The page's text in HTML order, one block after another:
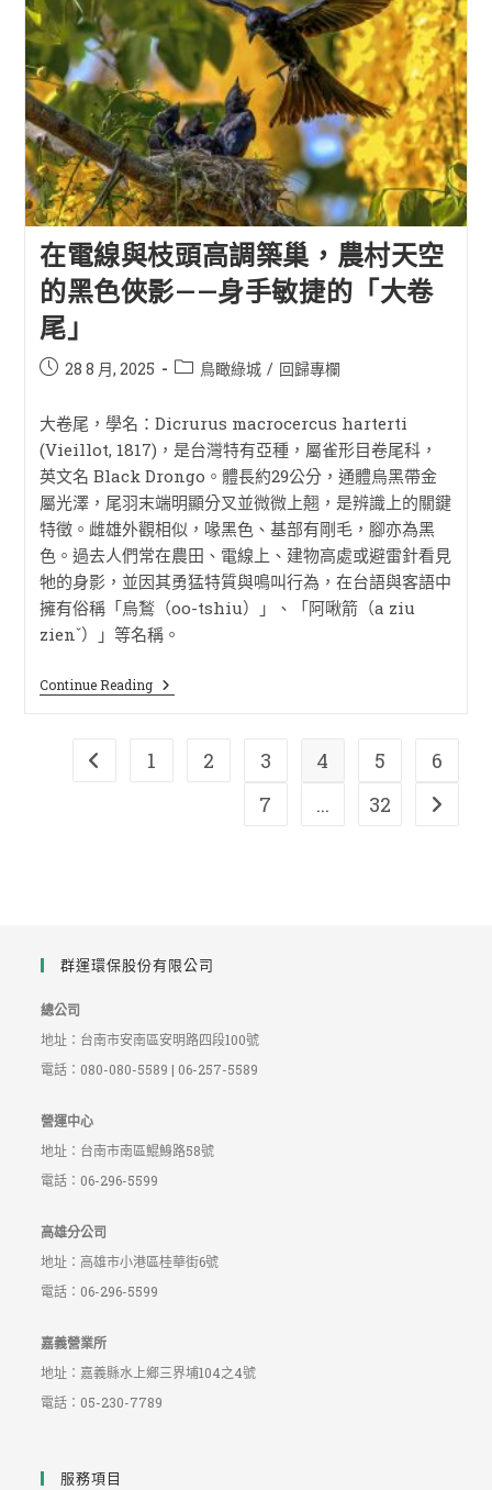
在電線與枝頭高調築巢，農村天空
的黑色俠影——身手敏捷的「大卷
尾」
28 8 月, 2025 鳥瞰綠城 / 回歸專欄
大卷尾，學名：Dicrurus macrocercus harterti
(Vieillot, 1817)，是台灣特有亞種，屬雀形目卷尾科，
英文名 Black Drongo。體長約29公分，通體烏黑帶金
屬光澤，尾羽末端明顯分叉並微微上翹，是辨識上的關鍵
特徵。雌雄外觀相似，喙黑色、基部有剛毛，腳亦為黑
色。過去人們常在農田、電線上、建物高處或避雷針看見
牠的身影，並因其勇猛特質與鳴叫行為，在台語與客語中
擁有俗稱「烏鶖（oo-tshiu）」、「阿啾箭（a ziu
zienˇ）」等名稱。
Continue Reading
1 2 3 4 5
6
7
... 32
群運環保股份有限公司
總公司
地址：台南市安南區安明路四段100號
電話：080-080-5589 | 06-257-5589
營運中心
地址：台南市南區鯤鯓路58號
電話：06-296-5599
高雄分公司
地址：高雄市小港區桂華街6號
電話：06-296-5599
嘉義營業所
地址：嘉義縣水上鄉三界埔104之4號
電話：05-230-7789
服務項目